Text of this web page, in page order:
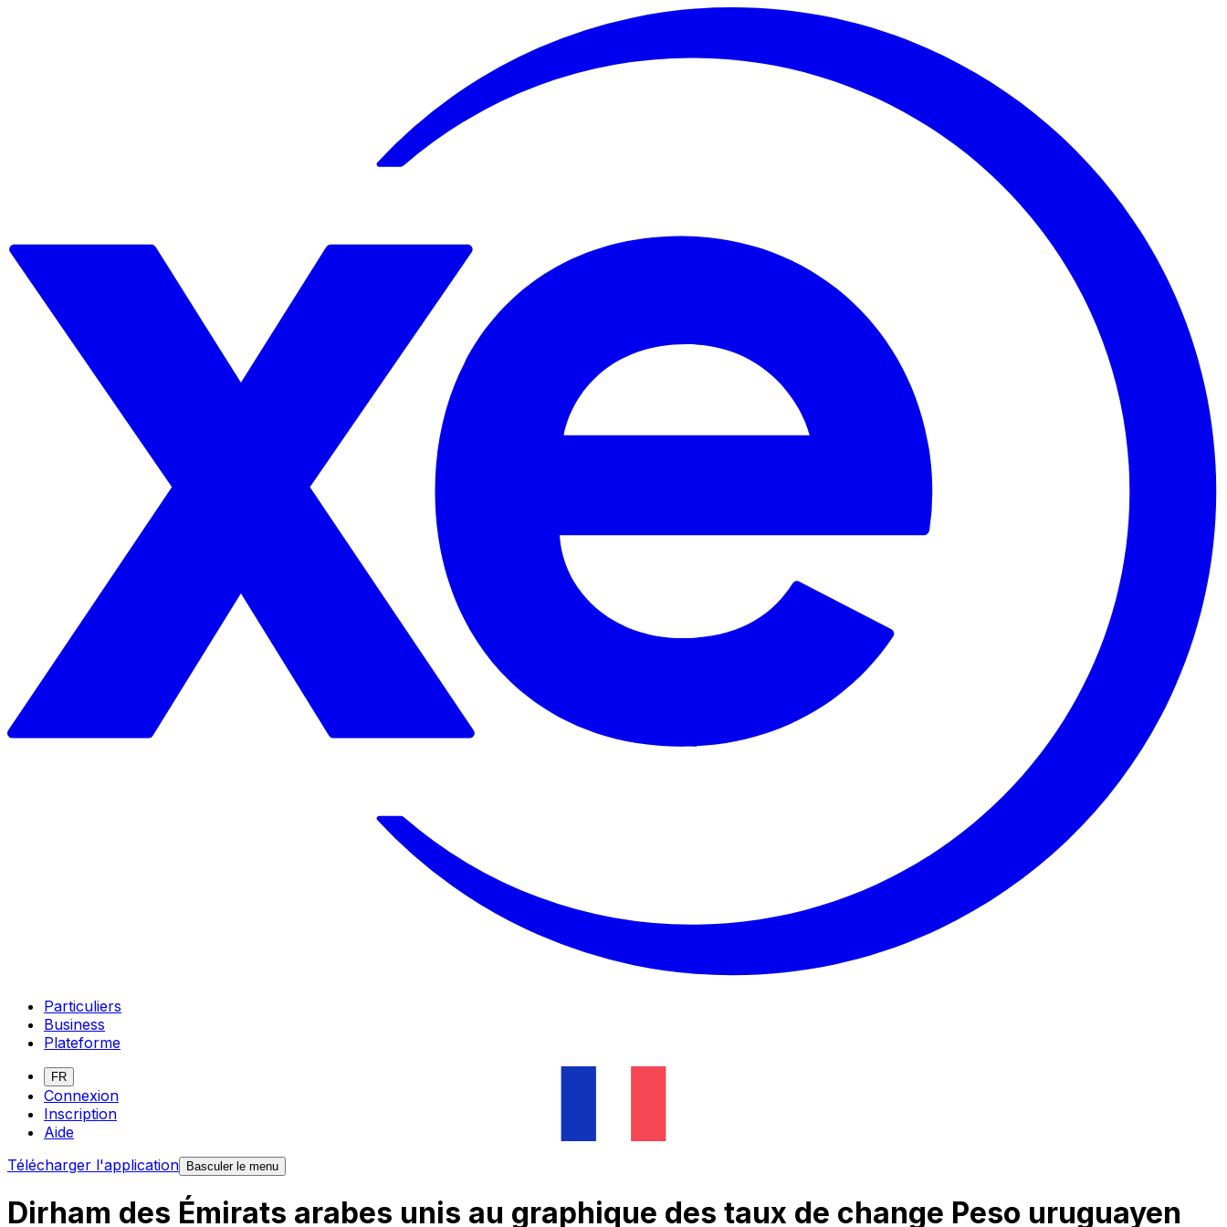
Particuliers
Business
Plateforme
FR
Connexion
Inscription
Aide
Télécharger l'application Basculer le menu
Dirham des Émirats arabes unis au graphique des taux de change Peso uruguayen